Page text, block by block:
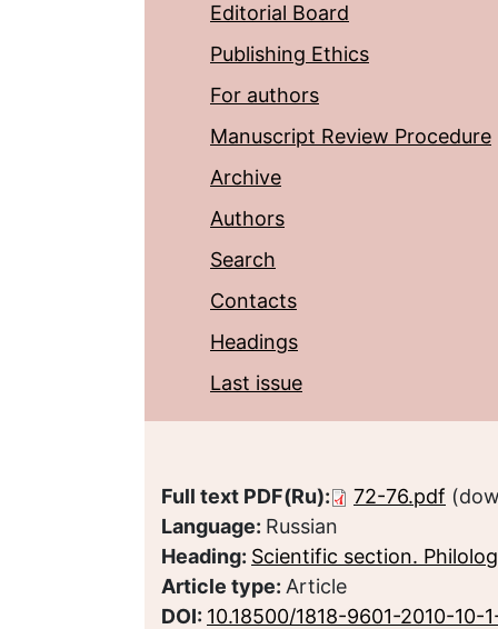
Editorial Board
Publishing Ethics
For authors
Manuscript Review Procedure
Archive
Authors
Search
Contacts
Headings
Last issue
Full text PDF(Ru): 72-76.pdf
Language: Russian
Heading: Scientific section.
Article type: Article
DOI: 10.18500/1818-9601-2010-10-